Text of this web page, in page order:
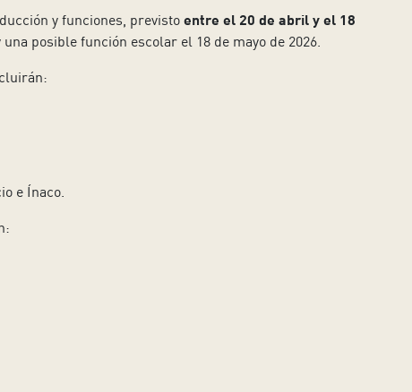
y funciones, previsto entre el 20 de abril y el 18
posible función escolar el 18 de mayo de 2026.
e Ínaco.